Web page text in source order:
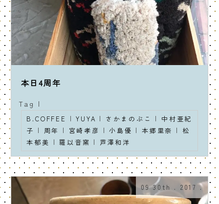
本日4周年
Tag |
B.COFFEE |YUYA | さかまのぶこ | 中村亜紀
子 | 周年 | 宮崎孝彦 |小島優 |本郷里奈 | 松
本郁美 |羅以音窯 | 芦澤和洋
09 30th . 2017 .